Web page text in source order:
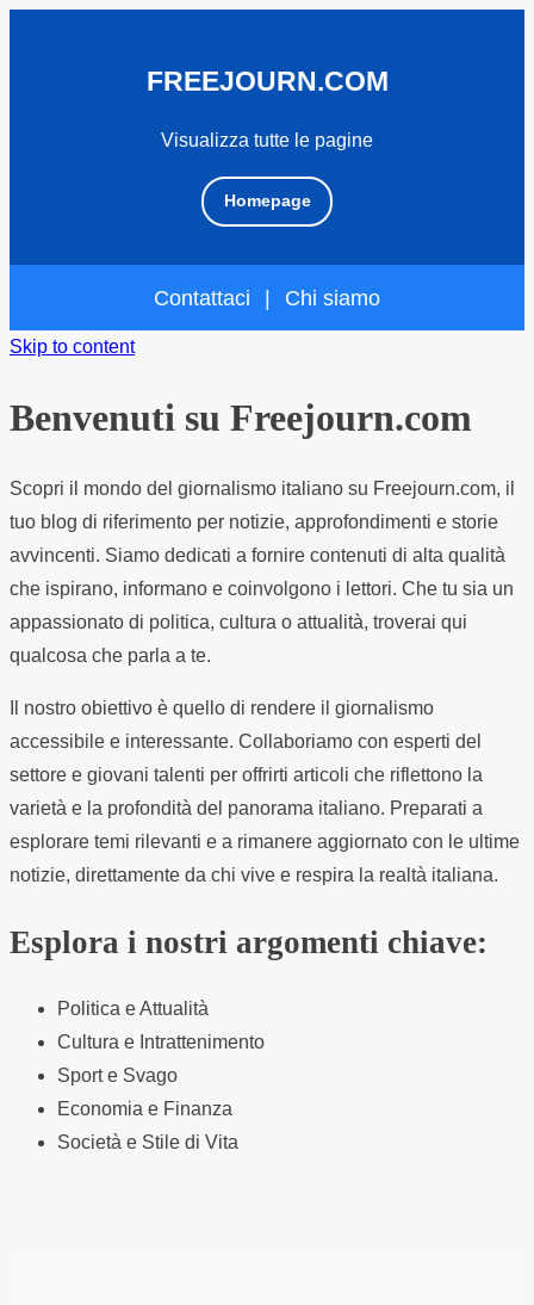
Visualizza tutte le pagine
FREEJOURN.COM
Homepage
Contattaci | Chi siamo
Skip to content
Benvenuti su Freejourn.com
Scopri il mondo del giornalismo italiano su Freejourn.com, il
tuo blog di riferimento per notizie, approfondimenti e storie
avvincenti. Siamo dedicati a fornire contenuti di alta qualità
che ispirano, informano e coinvolgono i lettori. Che tu sia un
appassionato di politica, cultura o attualità, troverai qui
qualcosa che parla a te.
Il nostro obiettivo è quello di rendere il giornalismo
accessibile e interessante. Collaboriamo con esperti del
settore e giovani talenti per offrirti articoli che riflettono la
varietà e la profondità del panorama italiano. Preparati a
esplorare temi rilevanti e a rimanere aggiornato con le ultime
notizie, direttamente da chi vive e respira la realtà italiana.
Esplora i nostri argomenti chiave:
Politica e Attualità
Cultura e Intrattenimento
Sport e Svago
Economia e Finanza
Società e Stile di Vita